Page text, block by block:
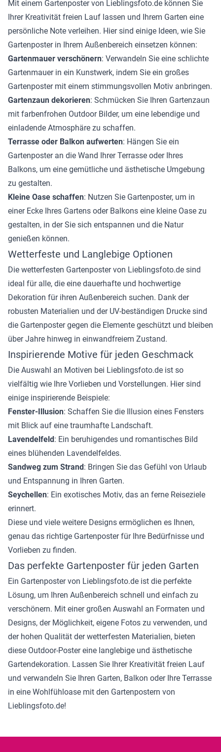
Mit einem Gartenposter von Lieblingsfoto.de können Sie
Ihrer Kreativität freien Lauf lassen und Ihrem Garten eine
persönliche Note verleihen. Hier sind einige Ideen, wie Sie
Gartenposter in Ihrem Außenbereich einsetzen können:
Gartenmauer verschönern: Verwandeln Sie eine schlichte
Gartenmauer in ein Kunstwerk, indem Sie ein großes
Gartenposter mit einem stimmungsvollen Motiv anbringen.
Gartenzaun dekorieren: Schmücken Sie Ihren Gartenzaun
mit farbenfrohen Outdoor Bilder, um eine lebendige und
einladende Atmosphäre zu schaffen.
Terrasse oder Balkon aufwerten: Hängen Sie ein
Gartenposter an die Wand Ihrer Terrasse oder Ihres
Balkons, um eine gemütliche und ästhetische Umgebung
zu gestalten.
Kleine Oase schaffen: Nutzen Sie Gartenposter, um in
einer Ecke Ihres Gartens oder Balkons eine kleine Oase zu
gestalten, in der Sie sich entspannen und die Natur
genießen können.
Wetterfeste und Langlebige Optionen
Die wetterfesten Gartenposter von Lieblingsfoto.de sind
ideal für alle, die eine dauerhafte und hochwertige
Dekoration für ihren Außenbereich suchen. Dank der
robusten Materialien und der UV-beständigen Drucke sind
die Gartenposter gegen die Elemente geschützt und bleiben
über Jahre hinweg in einwandfreiem Zustand.
Inspirierende Motive für jeden Geschmack
Die Auswahl an Motiven bei Lieblingsfoto.de ist so
vielfältig wie Ihre Vorlieben und Vorstellungen. Hier sind
einige inspirierende Beispiele:
Fenster-Illusion: Schaffen Sie die Illusion eines Fensters
mit Blick auf eine traumhafte Landschaft.
Lavendelfeld: Ein beruhigendes und romantisches Bild
eines blühenden Lavendelfeldes.
Sandweg zum Strand: Bringen Sie das Gefühl von Urlaub
und Entspannung in Ihren Garten.
Seychellen: Ein exotisches Motiv, das an ferne Reiseziele
erinnert.
Diese und viele weitere Designs ermöglichen es Ihnen,
genau das richtige Gartenposter für Ihre Bedürfnisse und
Vorlieben zu finden.
Das perfekte Gartenposter für jeden Garten
Ein Gartenposter von Lieblingsfoto.de ist die perfekte
Lösung, um Ihren Außenbereich schnell und einfach zu
verschönern. Mit einer großen Auswahl an Formaten und
Designs, der Möglichkeit, eigene Fotos zu verwenden, und
der hohen Qualität der wetterfesten Materialien, bieten
diese Outdoor-Poster eine langlebige und ästhetische
Gartendekoration. Lassen Sie Ihrer Kreativität freien Lauf
und verwandeln Sie Ihren Garten, Balkon oder Ihre Terrasse
in eine Wohlfühloase mit den Gartenpostern von
Lieblingsfoto.de!